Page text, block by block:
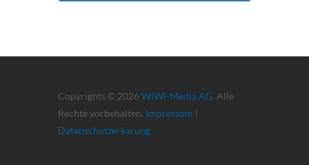
Copyrights © 2026 WiWi-Media AG. Alle
Rechte vorbehalten. Impressum |
Datenschutzerkärung